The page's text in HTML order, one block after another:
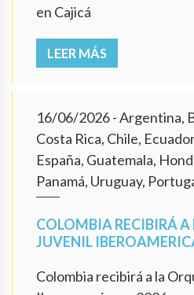
en Cajicá
LEER MÁS
16/06/2026- Argentina,
Costa Rica, Chile,
España, Guatemala,
Panamá, Uruguay,
COLOMBIA RECIBIRÁ
JUVENIL
Colombia recibirá a la